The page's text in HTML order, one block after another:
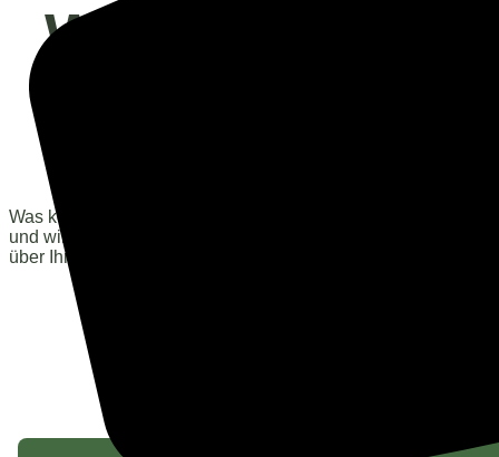
Wann beginnt
Was können wir für Sie tun? Berichten Sie uns von Ihrer Idee
und wir kümmern uns um die Umsetzung. Wir freuen uns
über Ihre Nachricht!